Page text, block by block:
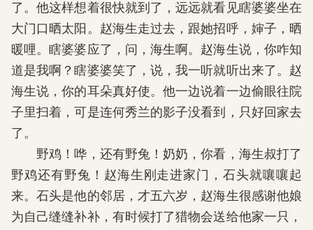
了。他这样想着很快就到了，远远就看见瞎婆婆坐在
大门口晒太阳。赵海生走过去，跟她招呼，婶子，晒
暖哩。瞎婆婆应了，问，海生啊。赵海生说，你咋知
道是我啊？瞎婆婆笑了，说，我一听就听出来了。赵
海生说，你的耳朵真好使。他一边说着一边偷眼往院
子里扫着，可是连何秀兰的影子没看到，只好回家去
了。
野鸡！哗，还有野兔！奶奶，你看，海生叔打了
野鸡还有野兔！赵海生刚走进家门，石头就嚷嚷起
来。石头是他的邻居，才五六岁，赵海生很感谢他娘
为自己缝缝补补，有时候打了猎物会送给他家一只，